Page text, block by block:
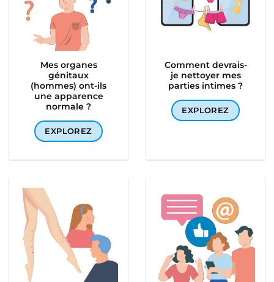
Mes organes
génitaux
(hommes) ont-ils
une apparence
normale ?
EXPLOREZ
Comment devrais-
je nettoyer mes
parties intimes ?
EXPLOREZ